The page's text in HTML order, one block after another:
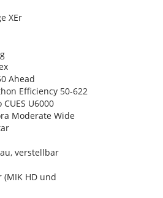
XEr
Ahead
Efficiency 50-622
U6000
Moderate Wide
verstellbar
(MIK HD und